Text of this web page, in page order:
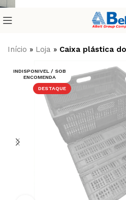
Início » Loja » Caixa plástica
INDISPONIVEL / SOB
ENCOMENDA
DESTAQUE